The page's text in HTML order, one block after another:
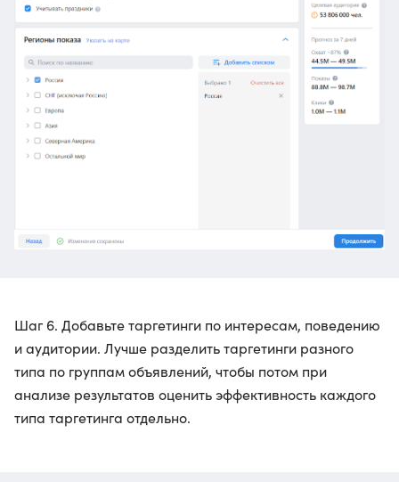
Шаг 6. Добавьте таргетинги по интересам, поведению
и аудитории. Лучше разделить таргетинги разного
типа по группам объявлений, чтобы потом при
анализе результатов оценить эффективность каждого
типа таргетинга отдельно.